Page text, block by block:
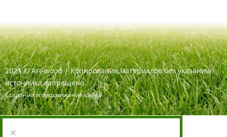
2021 ©Art-wood |Копирование материалов без указания
источника запрещено.
Создание и продвижение сайта
×